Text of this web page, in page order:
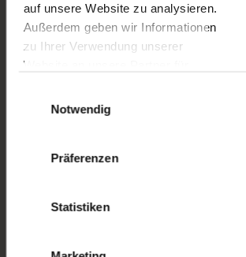
auf unsere Website zu analysieren.
Außerdem geben wir Informationen
zu Ihrer Verwendung unserer
Website an unsere Partner für
Analysen weiter. Unsere Partner
zusammen, die Sie ihnen
gesammelt haben.
Notwendig
Präferenzen
Statistiken
INSTA-POSTER